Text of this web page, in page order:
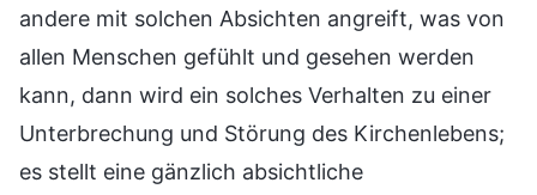
andere mit solchen Absichten angreift, was von
allen Menschen gefühlt und gesehen werden
kann, dann wird ein solches Verhalten zu einer
Unterbrechung und Störung des Kirchenlebens;
es stellt eine gänzlich absichtliche